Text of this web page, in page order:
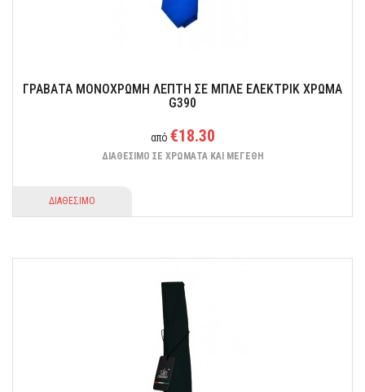
ΓΡΑΒΑΤΑ ΜΟΝΟΧΡΩΜΗ ΛΕΠΤΗ ΣΕ ΜΠΛΕ ΕΛΕΚΤΡΙΚ ΧΡΩΜΑ
G390
από €18.30
ΔΙΑΘΕΣΙΜΟ ΣΕ ΧΡΩΜΑΤΑ ΚΑΙ ΜΕΓΕΘΗ
ΔΙΑΘΕΣΙΜΟ